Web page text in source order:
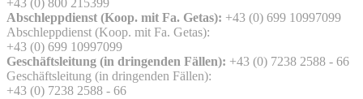
+43 (0) 800 215399
Abschleppdienst (Koop. mit Fa. Getas): +43 (0) 699 10997099
Abschleppdienst (Koop. mit Fa. Getas):
+43 (0) 699 10997099
Geschäftsleitung (in dringenden Fällen): +43 (0) 7238 2588 - 66
Geschäftsleitung (in dringenden Fällen):
+43 (0) 7238 2588 - 66